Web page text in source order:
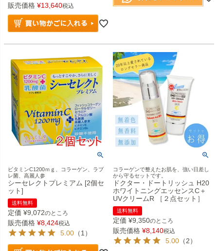
販売価格 ¥13,640税込
ビタミンC1200ｍｇ、コラーゲン、ラブ
レ菌、高麗人参
シーセレクトプレミアム [2個セ
ット]
送料無料
定価 ¥9,072のところ
販売価格 ¥8,424税込
5.00 （1）
コラーゲンで整えたお肌を、強い日差し
から守るセットです。
ドクター・ドートリッシュ H20
ホワイトニングエッセンスC＋
UVクリームR ［２点セット］
送料無料
定価 ¥9,350のところ
販売価格 ¥8,140税込
5.00 （2）